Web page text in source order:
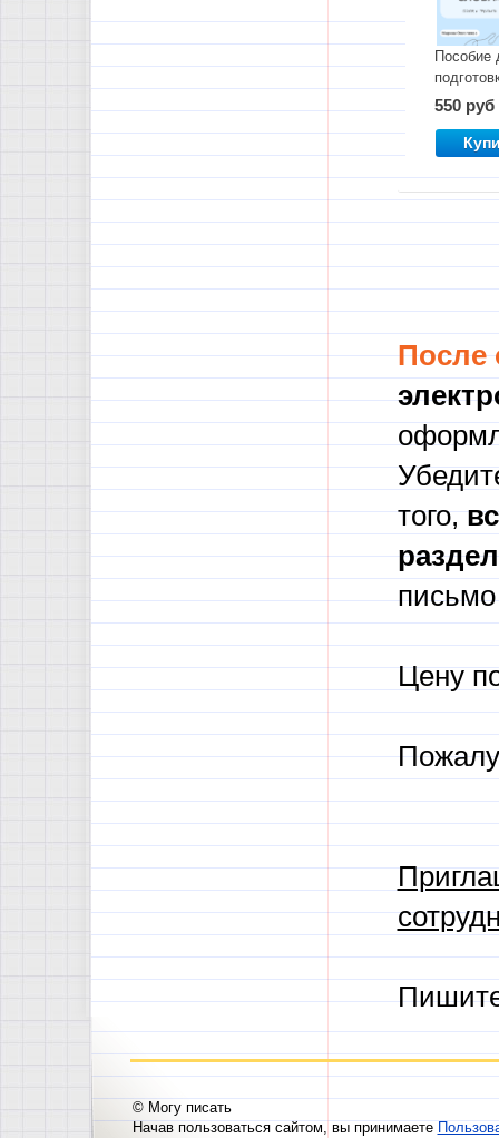
Пособие
ЕГЭ по
(задания
-15)
слова"
550 руб
После
того,в
письмо
Цену
© Могу писать
Начав пользоваться сайтом, вы принимаете